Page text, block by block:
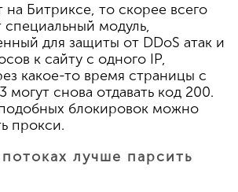
на Битриксе, то скорее всего
специальный модуль,
для защиты от DDoS атак и
к сайту с одного IP,
какое-то время страницы с
снова отдавать код 200.
блокировок можно
прокси.
лучше парсить